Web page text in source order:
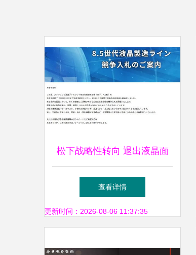
松下战略性转向 退出液晶面
板业务，8.5代线设备将投标
拍卖
查看详情
更新时间：2026-08-06 11:37:35